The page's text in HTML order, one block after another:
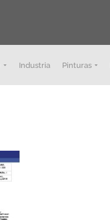
Industria Pinturas